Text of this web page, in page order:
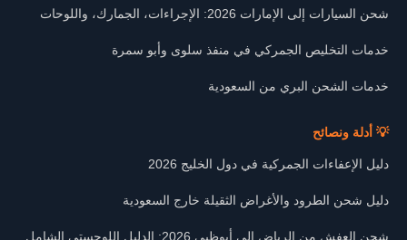
شحن السيارات إلى الإمارات 2026: الإجراءات، الجمارك، واللوحات
خدمات التخليص الجمركي في منفذ سلوى وأبو سمرة
خدمات الشحن البري من السعودية
💡 أدلة ونصائح
دليل الإعفاءات الجمركية في دول الخليج 2026
دليل شحن الطرود والأغراض الثقيلة خارج السعودية
شحن العفش من الرياض إلى أبوظبي 2026: الدليل اللوجستي الشامل